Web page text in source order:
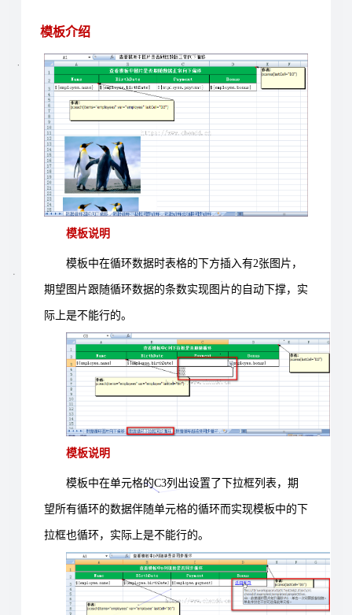
模板介绍
模板说明
模板中在循环数据时表格的下方插入有2张图片，
期望图片跟随循环数据的条数实现图片的自动下撑，实
际上是不能行的。
模板说明
模板中在单元格的C3列出设置了下拉框列表，期
望所有循环的数据伴随单元格的循环而实现模板中的下
拉框也循环，实际上是不能行的。